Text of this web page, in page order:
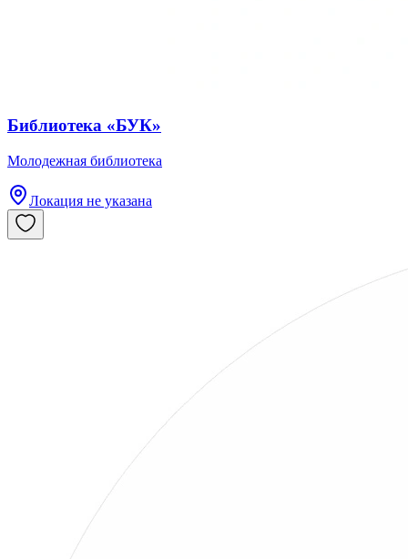
Библиотека «БУК»
Молодежная библиотека
Локация не указана